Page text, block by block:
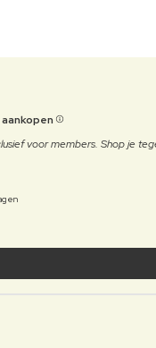
voor members. Shop je